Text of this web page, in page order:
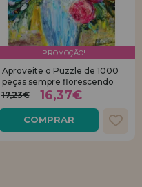
PROMOÇÃO!
Aproveite o Puzzle de 1000
peças sempre florescendo
17,23€
16,37€
COMPRAR